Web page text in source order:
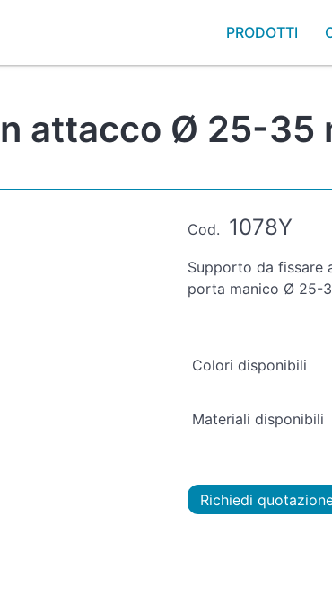
PRODOTTI
attacco Ø 25-35
Cod. 1078Y
Supporto da fissare
porta manico Ø 25-
Colori disponibili
Materiali disponibili
Richiedi